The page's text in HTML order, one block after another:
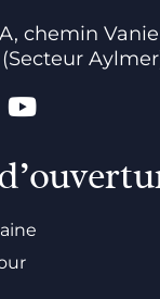
chemin